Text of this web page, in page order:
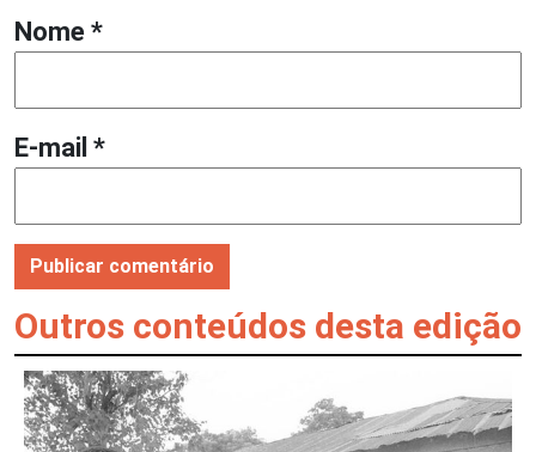
Nome *
E-mail *
Outros conteúdos desta edição